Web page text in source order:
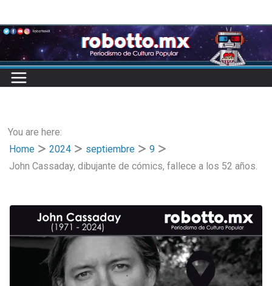
to
content
You are here:
Home
2024 septiembre
9
John Cassaday, dibujante de cómics, fallece a los 52 años.